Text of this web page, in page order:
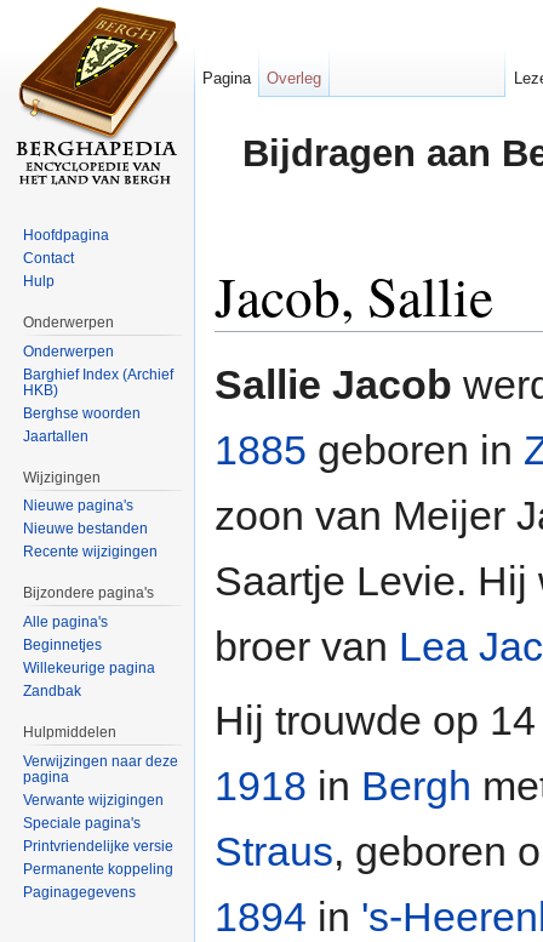
Bijdragen aan
Jacob, Sallie
Sallie Jacob
1885 geboren in
zoon van Meijer
Saartje Levie. Hij
broer van Lea
Hij trouwde op
1918 in Bergh
Straus, geboren
1894 in 's-
Pagina Overleg
Hoofdpagina
Contact
Hulp
Onderwerpen
Onderwerpen
Barghief Index (Archief
HKB)
Berghse woorden
Jaartallen
Wijzigingen
Nieuwe pagina's
Nieuwe bestanden
Recente wijzigingen
Bijzondere pagina's
Alle pagina's
Beginnetjes
Willekeurige pagina
Zandbak
Hulpmiddelen
Verwijzingen naar deze
pagina
Verwante wijzigingen
Speciale pagina's
Printvriendelijke versie
Permanente koppeling
Paginagegevens